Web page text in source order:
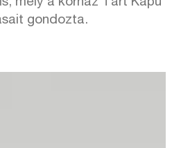
mely a kórház Tárt Kapu
gondozta.